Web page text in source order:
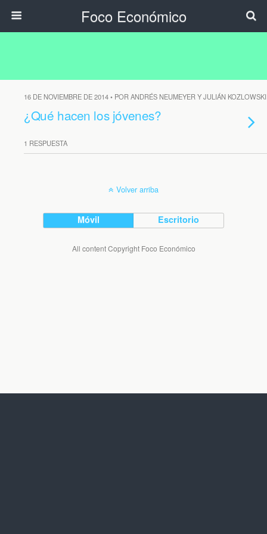
Foco Económico
16 DE NOVIEMBRE DE 2014 • POR ANDRÉS NEUMEYER Y JULIÁN KOZLOWSKI
¿Qué hacen los jóvenes?
1 RESPUESTA
Volver arriba
Móvil Escritorio
All content Copyright Foco Económico